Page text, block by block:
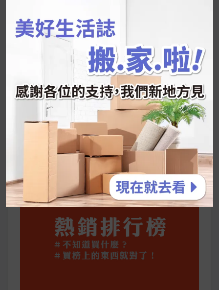
韓國人為什麼不容易胖？
推的MZ Diet ！
好吃的蛋白點心還有好玩的運動小遊戲！今年過
年已經等不及帶這盒跟我的親戚、朋友們一起分
2026 過年禮盒推薦｜五款百元健康伴手禮
停用猛健樂後會反彈嗎？作用解析＋停藥後體重
維持全攻略
公主營養師：飲食改變也是能快樂執行的！6 個
你一定要知道的技巧